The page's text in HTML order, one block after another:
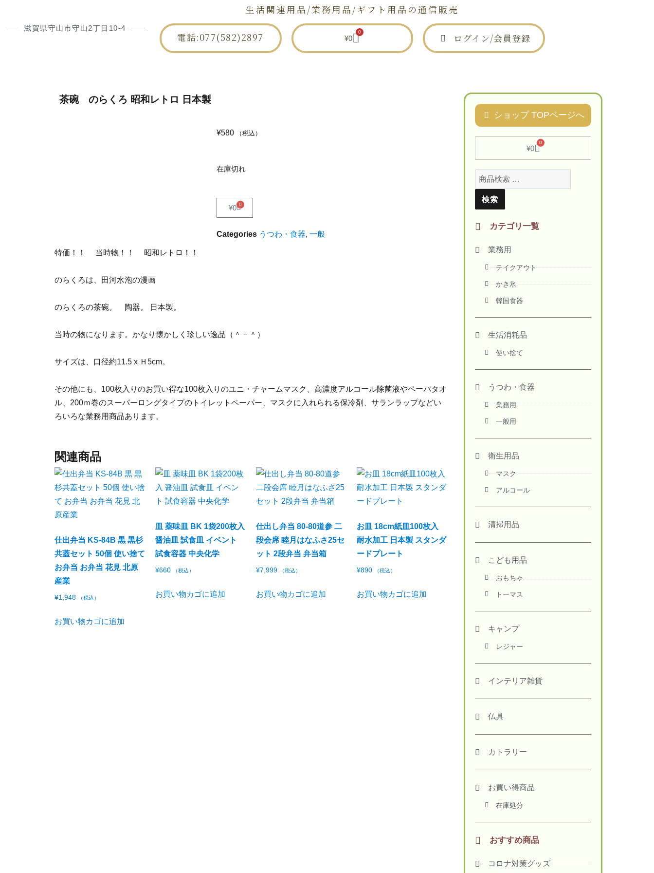
滋賀県守山市守山2丁目10-4
生活関連用品/業務用品/ギフト用品の通信販売
電話:077(582)2897 ¥0
0 ログイン/会員登録
茶碗 のらくろ 昭和レトロ 日本製
¥580 （税込）
在庫切れ
¥0 0
Categories うつわ・食器,一般
特価！！ 当時物！！ 昭和レトロ！！
のらくろは、田河水泡の漫画
のらくろの茶碗。 陶器。 日本製。
当時の物になります。かなり懐かしく珍しい逸品（＾－＾）
サイズは、口径約11.5 x Ｈ5cm。
その他にも、100枚入りのお買い得な100枚入りのユニ・チャームマスク、高濃度アルコール除菌液やペーパタオ
ル、200ｍ巻のスーパーロングタイプのトイレットペーパー、マスクに入れられる保冷剤、サランラップなどい
ろいろな業務用商品あります。
関連商品
仕出弁当 KS-84B 黒 黒杉
共蓋セット 50個 使い捨て
お弁当 お弁当 花見 北原
産業
¥1,948 （税込）
お買い物カゴに追加
皿 薬味皿 BK 1袋200枚入
醤油皿 試食皿 イベント
試食容器 中央化学
¥660 （税込）
お買い物カゴに追加
仕出し弁当 80-80道参 二
段会席 睦月はなふさ25セ
ット 2段弁当 弁当箱
¥7,999 （税込）
お買い物カゴに追加
お皿 18cm紙皿100枚入
耐水加工 日本製 スタンダ
ードプレート
¥890 （税込）
お買い物カゴに追加
ショップ TOPページへ
¥0
0
検索
カテゴリ一覧
業務用
テイクアウト
かき氷
韓国食器
生活消耗品
使い捨て
うつわ・食器
業務用
一般用
衛生用品
マスク
アルコール
清掃用品
こども用品
おもちゃ
トーマス
キャンプ
レジャー
インテリア雑貨
仏具
カトラリー
お買い得商品
在庫処分
おすすめ商品
コロナ対策グッズ